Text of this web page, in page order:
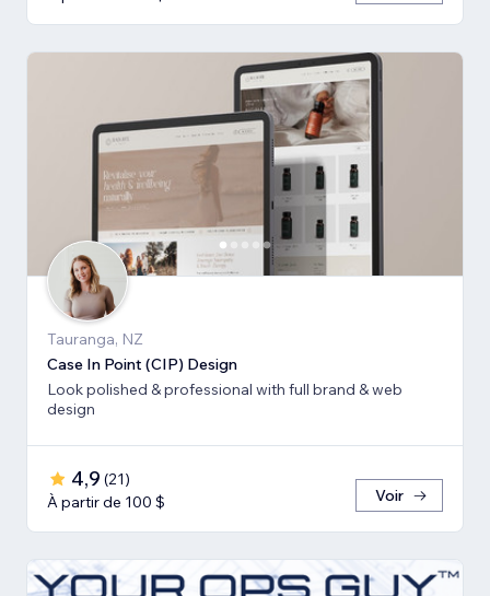
Tauranga, NZ
Case In Point (CIP) Design
Look polished & professional with full brand & web
design
4,9 (21)
À partir de 100 $
Voir